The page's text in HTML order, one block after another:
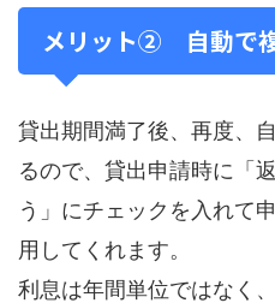
メリット② 自動で
貸出期間満了後、再度、
るので、貸出申請時に「
う」にチェックを入れて
用してくれます。
利息は年間単位ではなく